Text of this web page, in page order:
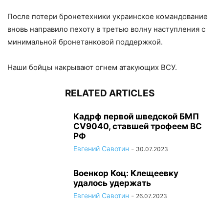
После потери бронетехники украинское командование
вновь направило пехоту в третью волну наступления с
минимальной бронетанковой поддержкой.
Наши бойцы накрывают огнем атакующих ВСУ.
RELATED ARTICLES
Кадрф первой шведской БМП
CV9040, ставшей трофеем ВС
РФ
Евгений Савотин - 30.07.2023
Военкор Коц: Клещеевку
удалось удержать
Евгений Савотин - 26.07.2023